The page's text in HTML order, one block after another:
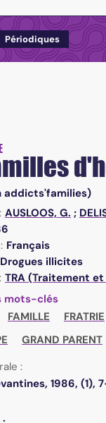
Périodiques
addicts'families)
AUSLOOS, G. ;
Français
Drogues illicites
TRA (Traitement
mots-clés
FAMILLE FRATRIE
GRAND PARENT
:
1986, (1),